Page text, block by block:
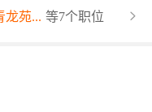
龙苑... 等7个职位